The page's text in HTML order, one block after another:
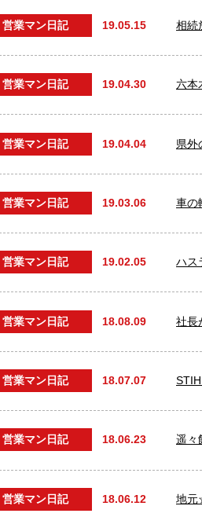
営業マン日記 19.05.15 相続
営業マン日記 19.04.30 六本
営業マン日記 19.04.04 県外
営業マン日記 19.03.06 車の
営業マン日記 19.02.05 ハス
営業マン日記 18.08.09 社長
営業マン日記 18.07.07
営業マン日記 18.06.23 遥々
営業マン日記 18.06.12 地元